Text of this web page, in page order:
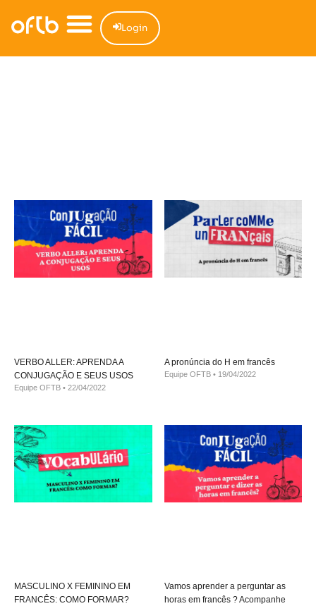
Login
VERBO ALLER: APRENDA A
CONJUGAÇÃO E SEUS USOS
Equipe OFTB 22/04/2022
A pronúncia do H em francês
Equipe OFTB 19/04/2022
MASCULINO X FEMININO EM
FRANCÊS: COMO FORMAR?
Vamos aprender a perguntar as
horas em francês ? Acompanhe